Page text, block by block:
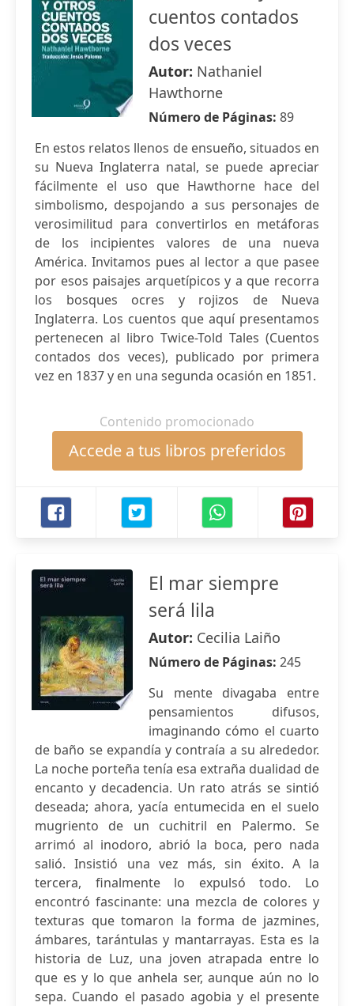
cuentos contados
dos veces
Autor: Nathaniel
Hawthorne
Número de Páginas: 89
En estos relatos llenos de ensueño, situados en
su Nueva Inglaterra natal, se puede apreciar
fácilmente el uso que Hawthorne hace del
simbolismo, despojando a sus personajes de
verosimilitud para convertirlos en metáforas
de los incipientes valores de una nueva
América. Invitamos pues al lector a que pasee
por esos paisajes arquetípicos y a que recorra
los bosques ocres y rojizos de Nueva
Inglaterra. Los cuentos que aquí presentamos
pertenecen al libro Twice-Told Tales (Cuentos
contados dos veces), publicado por primera
vez en 1837 y en una segunda ocasión en 1851.
Contenido promocionado
Accede a tus libros preferidos
El mar siempre
será lila
Autor: Cecilia Laiño
Número de Páginas: 245
Su mente divagaba entre
pensamientos difusos,
imaginando cómo el cuarto
de baño se expandía y contraía a su alrededor.
La noche porteña tenía esa extraña dualidad de
encanto y decadencia. Un rato atrás se sintió
deseada; ahora, yacía entumecida en el suelo
mugriento de un cuchitril en Palermo. Se
arrimó al inodoro, abrió la boca, pero nada
salió. Insistió una vez más, sin éxito. A la
tercera, finalmente lo expulsó todo. Lo
encontró fascinante: una mezcla de colores y
texturas que tomaron la forma de jazmines,
ámbares, tarántulas y mantarrayas. Esta es la
historia de Luz, una joven atrapada entre lo
que es y lo que anhela ser, aunque aún no lo
sepa. Cuando el pasado agobia y el presente